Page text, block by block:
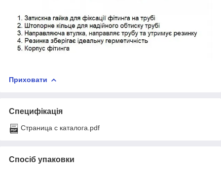
Приховати
Специфікація
Страница с каталога.pdf
Спосіб упаковки